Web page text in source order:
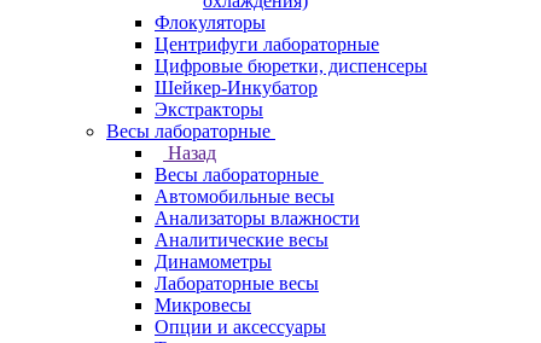
Флокуляторы
Центрифуги лабораторные
Цифровые бюретки, диспенсеры
Шейкер-Инкубатор
Экстракторы
Весы лабораторные
Назад
Весы лабораторные
Автомобильные весы
Анализаторы влажности
Аналитические весы
Динамометры
Лабораторные весы
Микровесы
Опции и аксессуары